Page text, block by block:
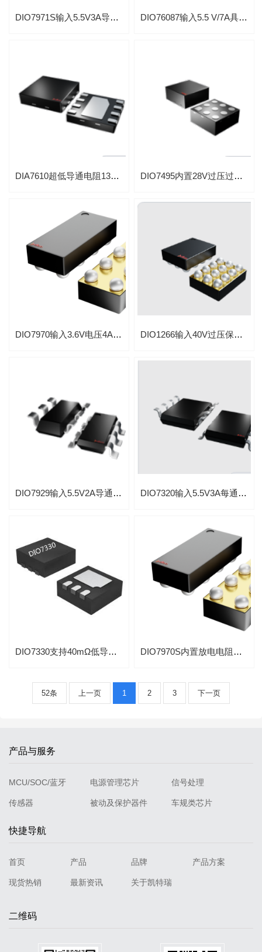
DIO7971S输入5.5V3A导通电阻6.8mΩ负载开关光模块专用IC DIO76087输入5.5 V/7A具备电流监测功能的低导通电阻负载开关光模块专用芯片
DIA7610超低导通电阻13mΩ带软启动的6A负载开关 DIO7495内置28V过压过流保护负载开关带可调电流限制控制
DIO7970输入3.6V电压4A导通电阻4.9mΩ负载开关内置放电电阻 DIO1266输入40V过压保护OVP集成低导通35 mΩ负载开关芯片
DIO7929输入5.5V2A导通电阻60mΩ可转换速率控制负载开关 DIO7320输入5.5V3A每通道负载开关带斜率控制和反向电流阻断芯片
DIO7330支持40mΩ低导通电阻输入5.5V负载开关IC DIO7970S内置放电电阻输入5.5V负载开关应用于笔记本电脑
52条 上一页 1 2 3 下一页
产品与服务
MCU/SOC/蓝牙 电源管理芯片 信号处理
传感器 被动及保护器件 车规类芯片
快捷导航
首页 产品 品牌 产品方案
现货热销 最新资讯 关于凯特瑞
二维码